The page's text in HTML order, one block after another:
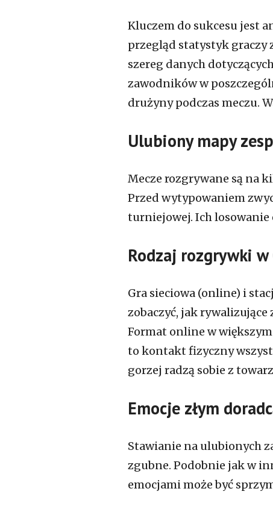
Kluczem do sukcesu jest
przegląd statystyk graczy
szereg danych
zawodników w
drużyny podczas meczu.
Ulubiony mapy
Mecze rozgrywane są na
Przed wytypowaniem
turniejowej. Ich losowanie
Rodzaj rozgrywki w
Gra sieciowa (online) i
zobaczyć, jak rywalizujące
Format online w
to kontakt fizyczny
gorzej radzą sobie z
Emocje złym
Stawianie na ulubionych
zgubne. Podobnie jak w
emocjami może być